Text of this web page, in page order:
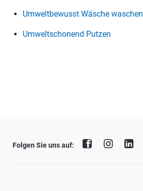
Umweltbewusst Wäsche waschen
Umweltschonend Putzen
Folgen Sie uns auf: